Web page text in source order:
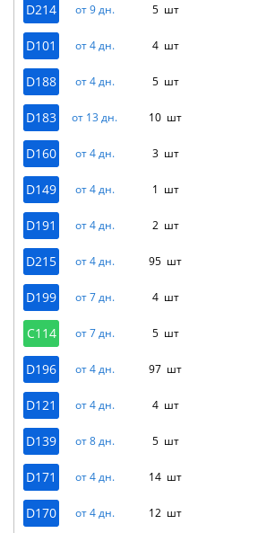
D214 от 9 дн. 5 шт
D101 от 4 дн. 4 шт
D188 от 4 дн. 5 шт
D183 от 13 дн. 10 шт
D160 от 4 дн. 3 шт
D149 от 4 дн. 1 шт
D191 от 4 дн. 2 шт
D215 от 4 дн. 95 шт
D199 от 7 дн. 4 шт
C114 от 7 дн. 5 шт
D196 от 4 дн. 97 шт
D121 от 4 дн. 4 шт
D139 от 8 дн. 5 шт
D171 от 4 дн. 14 шт
D170 от 4 дн. 12 шт